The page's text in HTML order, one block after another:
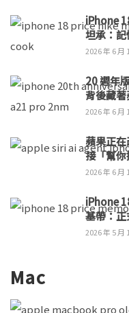
iPhone
坦承：
2026 年 6 月
20 週年
背後藏
2026 年 6 月
蘋果正
接「幫
2026 年 6 月
iPhone
基帶：
2026 年 5 月
Mac